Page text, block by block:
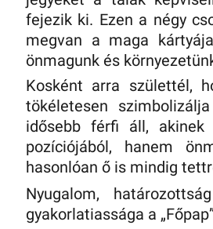
fejezik ki. Ezen a négy
megvan a maga
önmagunk és
Kosként arra születtél,
tökéletesen
idősebb férfi áll,
pozíciójából, hanem
hasonlóan ő is mindig
Nyugalom,
gyakorlatiassága a